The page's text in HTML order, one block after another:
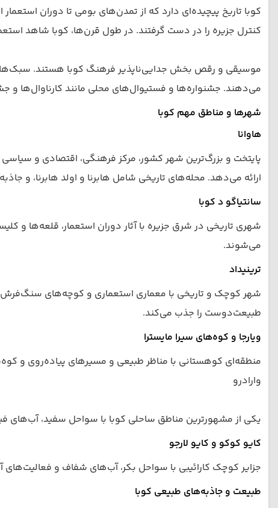
کنترل جزیره را در دست گرفتند. در طول قرن‌ها، کوبا شاهد استعمار،
موسیقی و رقص بخش جدایی‌ناپذیر فرهنگ کوبا هستند. سبک‌های
می‌دهند. جشنواره‌ها و فستیوال‌های محلی مانند کارناوال‌ها
شهرها و مناطق مهم کوبا
هاوانا
پایتخت و بزرگ‌ترین شهر کشور، مرکز فرهنگی، اقتصادی و
ارائه می‌دهد. محله‌های تاریخی شامل هابرنا و اولد هابرنا، و
سانتیاگو د کوبا
شهری تاریخی در شرق جزیره با آثار دوران استعمار، قلعه‌ها
می‌شوند.
ترینیداد
شهر کوچک و تاریخی با معماری استعماری و کوچه‌های سنگ‌فرش،
طبیعت‌دوست را جذب می‌کند.
ویارجا و کوه‌های سیرا مایسترا
منطقه‌ای کوهستانی با مناظر طبیعی و مسیرهای پیاده‌روی و
وارادرو
یکی از مشهورترین مناطق ساحلی کوبا با سواحل سفید،
کایو کوکو و کایو لارجو
جزایر کوچک کارائیبی با سواحل بکر، آب‌های شفاف و فعالیت‌های
طبیعت و جاذبه‌های طبیعی کوبا